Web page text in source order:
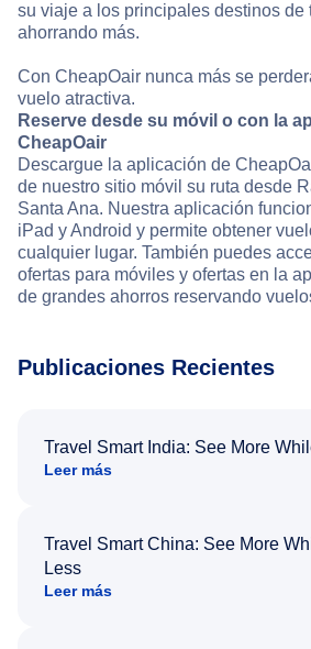
su viaje a los principales destinos de
ahorrando más.
Con CheapOair nunca más se
vuelo atractiva.
Reserve desde su móvil o con la
CheapOair
Descargue la aplicación de
de nuestro sitio móvil su ruta desde
Santa Ana. Nuestra aplicación
iPad y Android y permite obtener
cualquier lugar. También puedes
ofertas para móviles y ofertas en la
de grandes ahorros reservando
Publicaciones Recientes
Travel Smart India: See More
Leer más
Travel Smart China: See More
Less
Leer más